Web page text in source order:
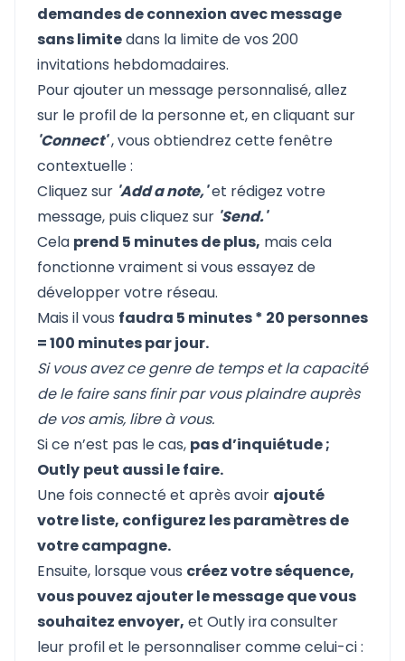
demandes de connexion avec message
sans limitedans la limite de vos 200
invitations hebdomadaires.
Pour ajouter un message personnalisé, allez
sur le profil de la personne et, en cliquant sur
'Connect', vous obtiendrez cette fenêtre
contextuelle :
Cliquez sur 'Add a note,'et rédigez votre
message, puis cliquez sur 'Send.'
Cela prend 5 minutes de plus, mais cela
fonctionne vraiment si vous essayez de
développer votre réseau.
Mais il vous faudra 5 minutes * 20 personnes
= 100 minutes par jour.
Si vous avez ce genre de temps et la capacité
de le faire sans finir par vous plaindre auprès
de vos amis, libre à vous.
Si ce n’est pas le cas, pas d’inquiétude ;
Outly peut aussi le faire.
Une fois connecté et après avoir ajouté
votre liste, configurez les paramètres de
votre campagne.
Ensuite, lorsque vous créez votre séquence,
vous pouvez ajouter le message que vous
souhaitez envoyer, et Outly ira consulter
leur profil et le personnaliser comme celui-ci :